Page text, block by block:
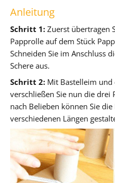
Anleitung
Schritt 1: Zuerst übertragen
Papprolle auf dem Stück
Schneiden Sie im Anschluss
Schere aus.
Schritt 2: Mit Bastelleim und
verschließen Sie nun die drei
nach Belieben können Sie
verschiedenen Längen